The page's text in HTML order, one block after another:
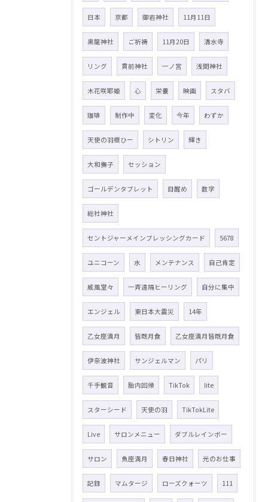
日本 京都 御岩神社 11月11日
黒龍神社 ご祈祷 11月20日 清水寺
リング 貫前神社 一ノ宮 浅間神社
木花咲耶姫 心 栄養 映画 スタバ
珈琲 制作中 変化 今年 わずか
天使の羽根ひー シトリン 輝き
大和撫子 セッション
ゴールデンタブレット 目醒め 数字
総社神社
セントジャーメインブレッシングカード 5678
ユニコーン 水 メンテナンス 自己肯定
威風堂々 一斉遠隔ヒーリング 自分に集中
エンジェル 東日本大震災 14年
乙女座満月 皆既月食 乙女座満月皆既月食
伊奈波神社 サンジェルマン パリ
千手観音 胎内回帰 TikTok lite
スターシード 天使の羽 TikTokLite
Live サロンメニュー ダブルレインボー
サロン 魚座満月 春日神社 光のお仕事
記録 マムタージ ローズクォーツ 111